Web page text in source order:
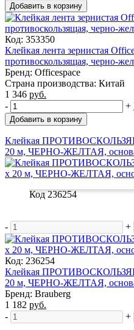
Добавить в корзину
Код: 353350
Клейкая лента зернистая
противоскользящая, черно-
Бренд: Officespace
Страна производства: Китай
1 346 руб.
-
+
Добавить в корзину
Клейкая
20 м, ЧЕРНО-ЖЕЛТАЯ,
Код 236254
- +
Код: 236254
Клейкая
20 м, ЧЕРНО-ЖЕЛТАЯ,
Бренд: Brauberg
1 182 руб.
-
+